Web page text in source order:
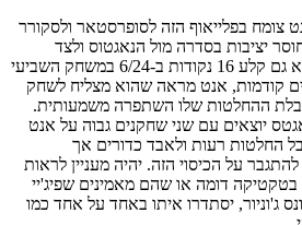
בגיל 22 בלבד אנט צומח בפלייאוף הזה לסופרסטאר ולסקורר
יציבות בסדרה מול הנאגטוס ולצד
משחקים של 40+ נקודות הוא גם קלע 16 נקודות ב-6/24 במשחק השביעי
קודמות, אנט מראה שהוא מצליח לשחק
ההחלטות שלו השתפרה משמעותית.
איך הנאגטס יוצאים עם שני שחקנים גבוה על אנט
החלטות רעות ולאבד כדורים אך
הצליח להתגבר על הכיסוי הזה. יהיה מעניין לראות
דומה או שהם מאמינים שפיג'יי
ג'וניור, יסתדרו איתו באחד על אחד כמו